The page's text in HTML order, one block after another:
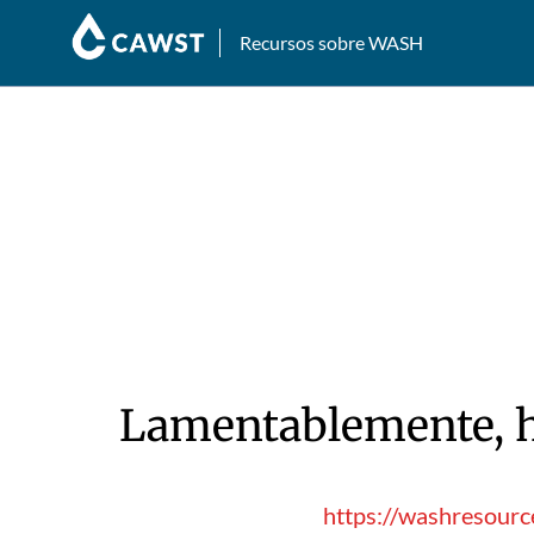
Recursos sobre WASH
Lamentablemente,
https://